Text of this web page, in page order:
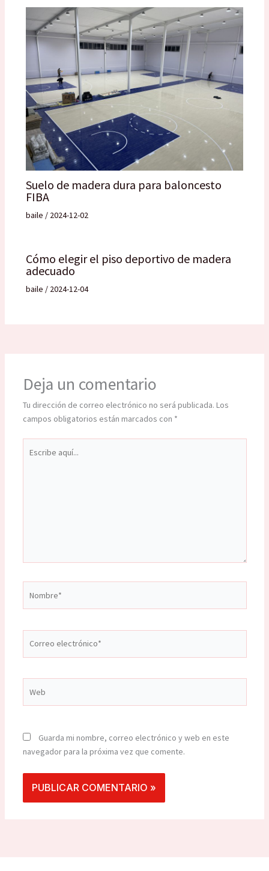
Suelo de madera dura para baloncesto
FIBA
baile / 2024-12-02
Cómo elegir el piso deportivo de madera
adecuado
baile / 2024-12-04
Deja un comentario
Tu dirección de correo electrónico no será publicada. Los
campos obligatorios están marcados con *
aquí...
electrónico*
Guarda mi nombre, correo electrónico y web en este
navegador para la próxima vez que comente.